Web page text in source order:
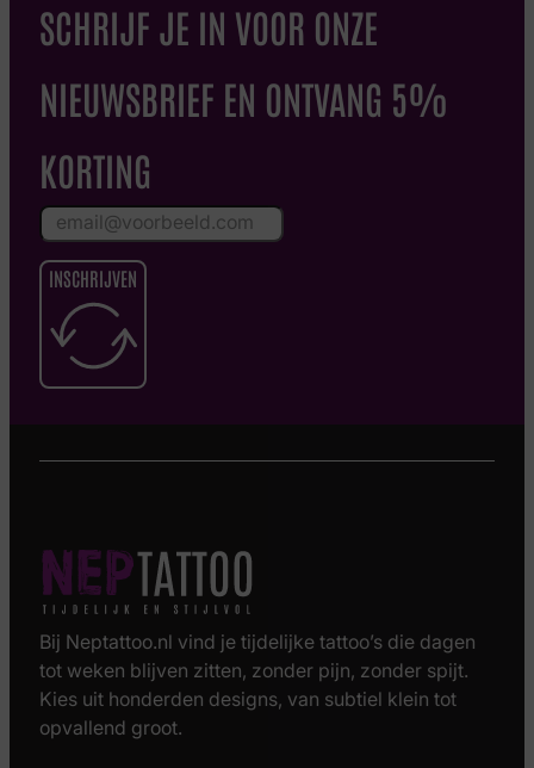
SCHRIJF JE IN VOOR ONZE
NIEUWSBRIEF EN ONTVANG 5%
KORTING
INSCHRIJVEN
Bij Neptattoo.nl vind je tijdelijke tattoo’s die dagen
tot weken blijven zitten, zonder pijn, zonder spijt.
Kies uit honderden designs, van subtiel klein tot
opvallend groot.